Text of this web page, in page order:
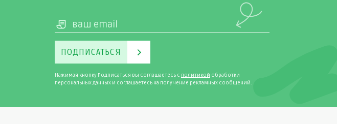
ПОДПИСАТЬСЯ
Нажимая кнопку Подписаться вы соглашаетесь с политикой обработки
персональных данных и соглашаетесь на получение рекламных сообщений.